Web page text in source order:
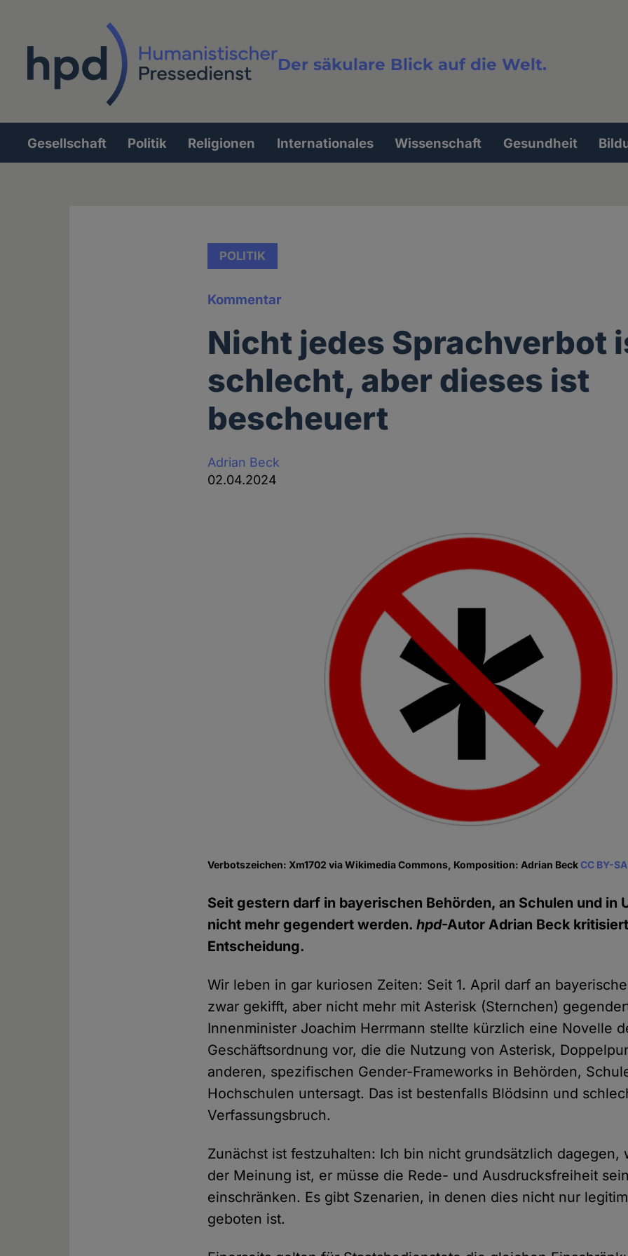
Der säkulare Blick auf die Welt.
Volltextsuche
Hauptnavigation
Gesellschaft Politik Religionen Internationales Wissenschaft Gesundheit
POLITIK
Kommentar
Nicht jedes Sprachverbot
schlecht, aber dieses ist
bescheuert
Adrian Beck
02.04.2024
Verbotszeichen: Xm1702 via Wikimedia Commons, Komposition: Adrian BeckCC BY-
Seit gestern darf in bayerischen Behörden, an Schulen und in
nicht mehr gegendert werden.hpd-Autor Adrian Beck
Entscheidung.
Wir leben in gar kuriosen Zeiten: Seit 1. April darf an
zwar gekifft, aber nicht mehr mit Asterisk (Sternchen)
Innenminister Joachim Herrmann stellte kürzlich eine Novelle
Geschäftsordnung vor, die die Nutzung von Asterisk,
anderen, spezifischen Gender-Frameworks in Behörden,
Hochschulen untersagt. Das ist bestenfalls Blödsinn und
Verfassungsbruch.
Zunächst ist festzuhalten: Ich bin nicht grundsätzlich dagegen,
der Meinung ist, er müsse die Rede- und Ausdrucksfreiheit
einschränken. Es gibt Szenarien, in denen dies nicht nur
geboten ist.